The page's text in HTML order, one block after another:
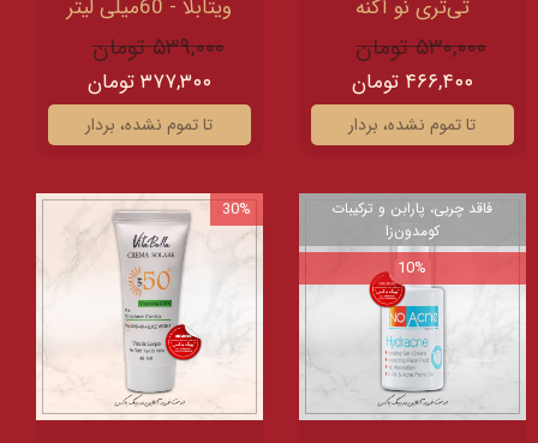
تی‌تری نو آکنه
۵۳۰,۰۰۰ تومان
۴۶۶,۴۰۰ تومان
تا تموم نشده، بردار
ویتابلا - 60میلی لیتر
۵۳۹,۰۰۰ تومان
۳۷۷,۳۰۰ تومان
تا تموم نشده، بردار
فاقد چربی، پارابن و ترکیبات
کومدون‌زا
10%
30%